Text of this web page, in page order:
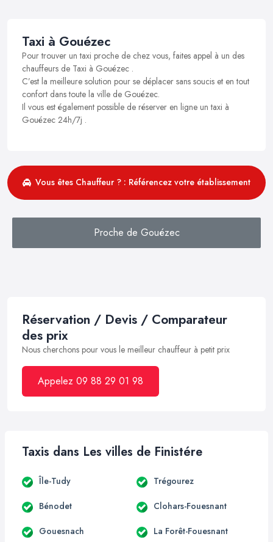
Taxi à Gouézec
Pour trouver un taxi proche de chez vous, faites appel à un des
chauffeurs de Taxi à Gouézec .
C’est la meilleure solution pour se déplacer sans soucis et en tout
confort dans toute la ville de Gouézec.
Il vous est également possible de réserver en ligne un taxi à
Gouézec 24h/7j .
Vous êtes Chauffeur ? : Référencez votre établissement
Proche de Gouézec
Réservation / Devis / Comparateur
des prix
Nous cherchons pour vous le meilleur chauffeur à petit prix
Appelez 09 88 29 01 98
Taxis dans Les villes de Finistére
Île-Tudy Trégourez
Bénodet Clohars-Fouesnant
Gouesnach La Forêt-Fouesnant